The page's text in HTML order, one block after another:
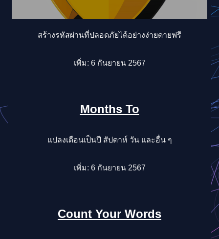
สร้างรหัสผ่านที่ปลอดภัยได้อย่างง่ายดายฟรี
เพิ่ม: 6 กันยายน 2567
Months To
แปลงเดือนเป็นปี สัปดาห์ วัน และอื่น ๆ
เพิ่ม: 6 กันยายน 2567
Count Your Words